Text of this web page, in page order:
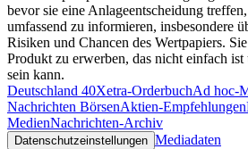
bevor sie eine Anlageentscheidung
umfassend zu informieren, insbesondere
Risiken und Chancen des Wertpapiers.
Produkt zu erwerben, das nicht einfach ist
sein kann.
Deutschland 40Xetra-OrderbuchAd hoc-
Nachrichten BörsenAktien-Empfehlungen
MedienNachrichten-Archiv
Datenschutzeinstellungen Mediadaten